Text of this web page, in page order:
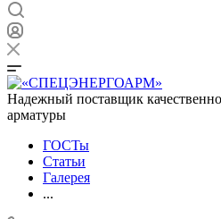
Надежный поставщик
арматуры
ГОСТы
Статьи
Галерея
...